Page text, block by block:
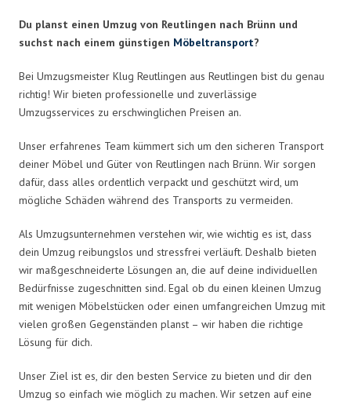
Du planst einen Umzug von Reutlingen nach Brünn und
suchst nach einem günstigen Möbeltransport?
Bei Umzugsmeister Klug Reutlingen aus Reutlingen bist du genau
richtig! Wir bieten professionelle und zuverlässige
Umzugsservices zu erschwinglichen Preisen an.
Unser erfahrenes Team kümmert sich um den sicheren Transport
deiner Möbel und Güter von Reutlingen nach Brünn. Wir sorgen
dafür, dass alles ordentlich verpackt und geschützt wird, um
mögliche Schäden während des Transports zu vermeiden.
Als Umzugsunternehmen verstehen wir, wie wichtig es ist, dass
dein Umzug reibungslos und stressfrei verläuft. Deshalb bieten
wir maßgeschneiderte Lösungen an, die auf deine individuellen
Bedürfnisse zugeschnitten sind. Egal ob du einen kleinen Umzug
mit wenigen Möbelstücken oder einen umfangreichen Umzug mit
vielen großen Gegenständen planst – wir haben die richtige
Lösung für dich.
Unser Ziel ist es, dir den besten Service zu bieten und dir den
Umzug so einfach wie möglich zu machen. Wir setzen auf eine